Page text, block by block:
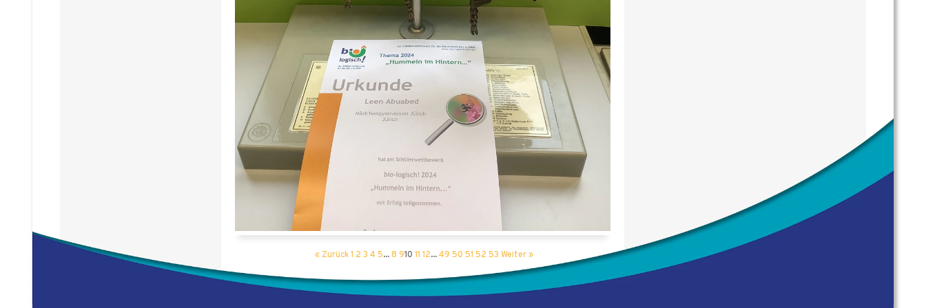
« Zurück 1 2 3 4 5… 8 910 11 12… 49 50 51 52 53 Weiter »